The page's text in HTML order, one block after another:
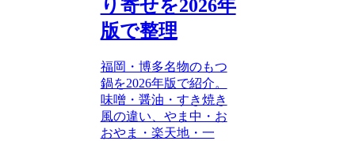
り寄せを2026年
版で整理
福岡・博多名物のもつ
鍋を2026年版で紹介。
味噌・醤油・すき焼き
風の違い、やま中・お
おやま・楽天地・一